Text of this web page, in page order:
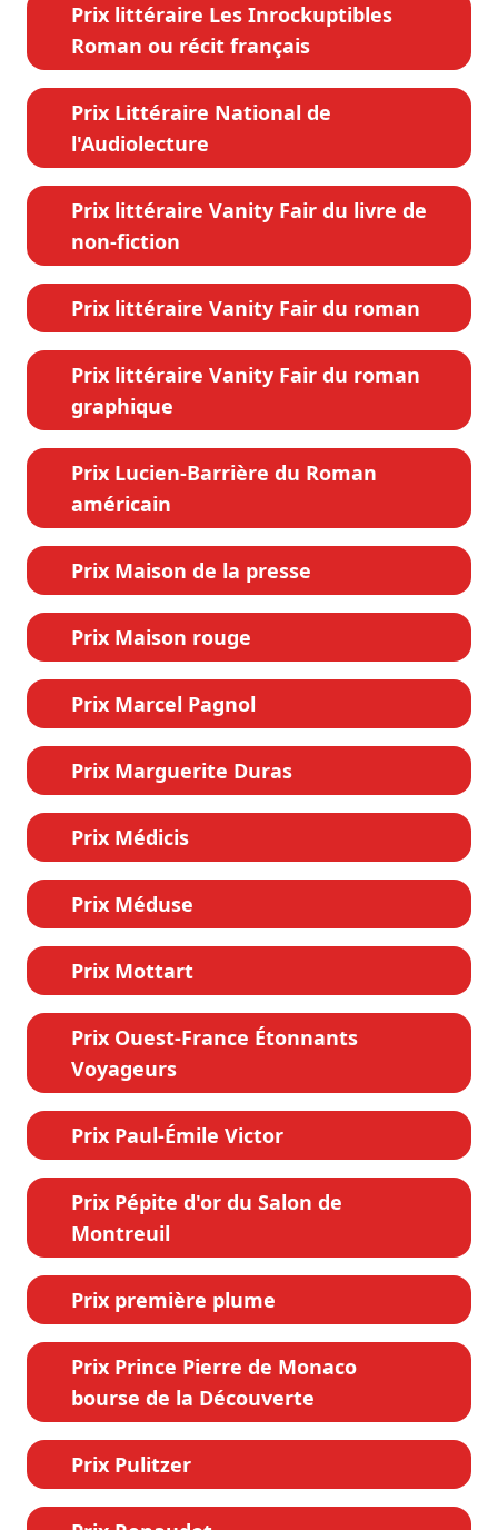
Prix littéraire Les Inrockuptibles
Roman ou récit français
Prix Littéraire National de
l'Audiolecture
Prix littéraire Vanity Fair du livre de
non-fiction
Prix littéraire Vanity Fair du roman
Prix littéraire Vanity Fair du roman
graphique
Prix Lucien-Barrière du Roman
américain
Prix Maison de la presse
Prix Maison rouge
Prix Marcel Pagnol
Prix Marguerite Duras
Prix Médicis
Prix Méduse
Prix Mottart
Prix Ouest-France Étonnants
Voyageurs
Prix Paul-Émile Victor
Prix Pépite d'or du Salon de
Montreuil
Prix première plume
Prix Prince Pierre de Monaco
bourse de la Découverte
Prix Pulitzer